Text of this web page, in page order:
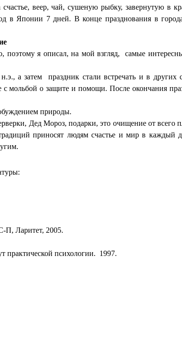
веер, чай, сушеную рыбку, завернутую в
в Японии 7 дней. В конце празднования в
поэтому я описал, на мой взгляд, самые
а затем праздник стали встречать и в других
мольбой о защите и помощи. После окончания
природы.
Дед Мороз, подарки, это очищение от всего
приносят людям счастье и мир в
Ларитет, 2005.
практической психологии. 1997.